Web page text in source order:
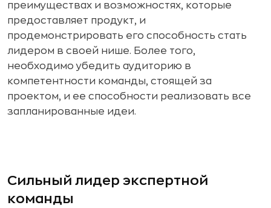
преимуществах и возможностях, которые
предоставляет продукт, и
продемонстрировать его способность стать
лидером в своей нише. Более того,
необходимо убедить аудиторию в
компетентности команды, стоящей за
проектом, и ее способности реализовать все
запланированные идеи.
Сильный лидер экспертной
команды